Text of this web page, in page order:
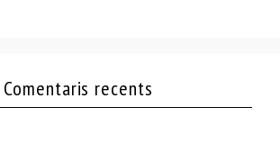
Comentaris recents